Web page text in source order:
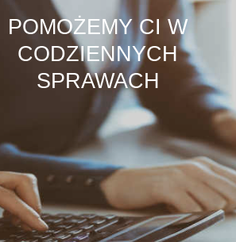
POMOŻEMY CI W
CODZIENNYCH
SPRAWACH